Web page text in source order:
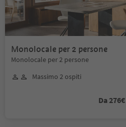
Monolocale per 2 persone
Monolocale per 2 persone
Massimo 2 ospiti
Da 276€